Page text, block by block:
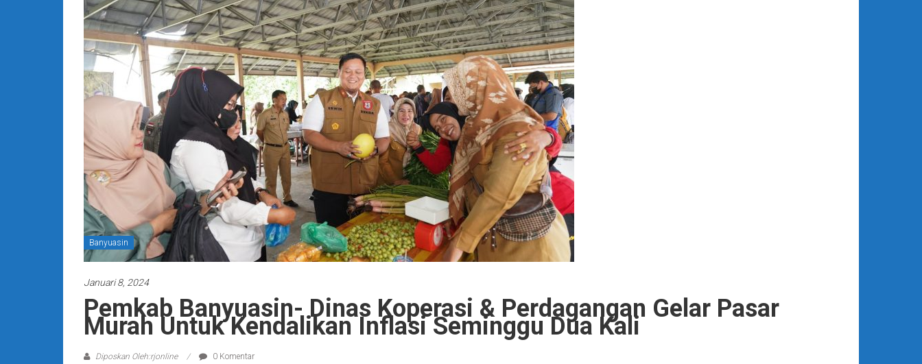
Banyuasin
Januari 8, 2024
Pemkab Banyuasin- Dinas Koperasi & Perdagangan Gelar Pasar
Murah Untuk Kendalikan Inflasi Seminggu Dua Kali
Diposkan Oleh:rjonline 0 Komentar